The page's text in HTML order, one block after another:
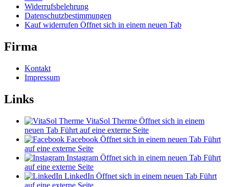
Widerrufsbelehrung
Datenschutzbestimmungen
Kauf widerrufen Öffnet sich in einem neuen Tab
Firma
Kontakt
Impressum
Links
VitaSol Therme Öffnet sich in einem
neuen Tab Führt auf eine externe Seite
Facebook Öffnet sich in einem neuen Tab Führt
auf eine externe Seite
Instagram Öffnet sich in einem neuen Tab Führt
auf eine externe Seite
LinkedIn Öffnet sich in einem neuen Tab Führt
auf eine externe Seite